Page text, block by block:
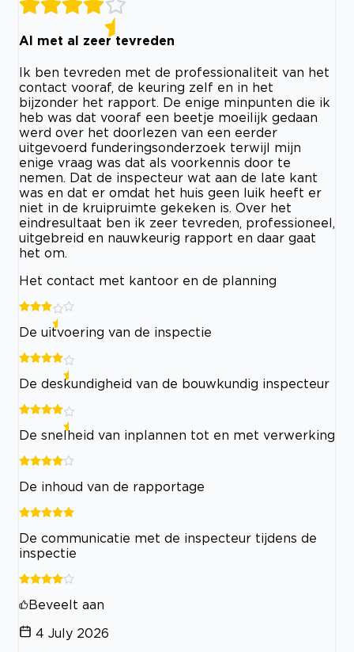
Al met al zeer tevreden
Ik ben tevreden met de professionaliteit van het
contact vooraf, de keuring zelf en in het
bijzonder het rapport. De enige minpunten die ik
heb was dat vooraf een beetje moeilijk gedaan
werd over het doorlezen van een eerder
uitgevoerd funderingsonderzoek terwijl mijn
enige vraag was dat als voorkennis door te
nemen. Dat de inspecteur wat aan de late kant
was en dat er omdat het huis geen luik heeft er
niet in de kruipruimte gekeken is. Over het
eindresultaat ben ik zeer tevreden, professioneel,
uitgebreid en nauwkeurig rapport en daar gaat
het om.
Het contact met kantoor en de planning
De uitvoering van de inspectie
De deskundigheid van de bouwkundig inspecteur
De snelheid van inplannen tot en met verwerking
De inhoud van de rapportage
De communicatie met de inspecteur tijdens de
inspectie
Beveelt aan
4 July 2026